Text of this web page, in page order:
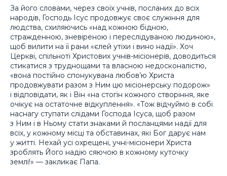
За його словами, через своїх учнів, посланих до всіх
народів, Господь Ісус продовжує своє служіння для
людства, схиляючись «над кожною бідною,
стражденною, зневіреною і переслідуваною людиною»,
щоб вилити на її рани «єлей утіхи і вино надії». Хоч
Церкві, спільноті Христових учнів-місіонерів, доводиться
стикатися з труднощами та власною недосконалістю,
«вона постійно спонукувана любов’ю Христа
продовжувати разом з Ним цю місіонерську подорож»
і відповідати, як і Він «на стогін кожного створіння, яке
очікує на остаточне відкуплення». «Тож відчуймо в собі
наснагу ступати слідами Господа Ісуса, щоб разом
з Ним і в Ньому стати знаками й посланцями надії для
всіх, у кожному місці та обставинах, які Бог дарує нам
у житті. Нехай усі охрещені, учні-місіонери Христа
зроблять Його надію сяючою в кожному куточку
землі!» — закликає Папа.